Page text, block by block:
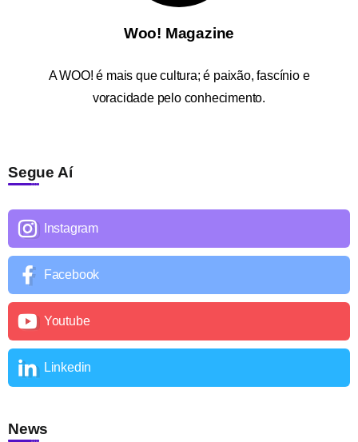
Woo! Magazine
AWOO! é mais que cultura; é paixão, fascínio e
voracidade pelo conhecimento.
Segue Aí
Instagram
Facebook
Youtube
Linkedin
News